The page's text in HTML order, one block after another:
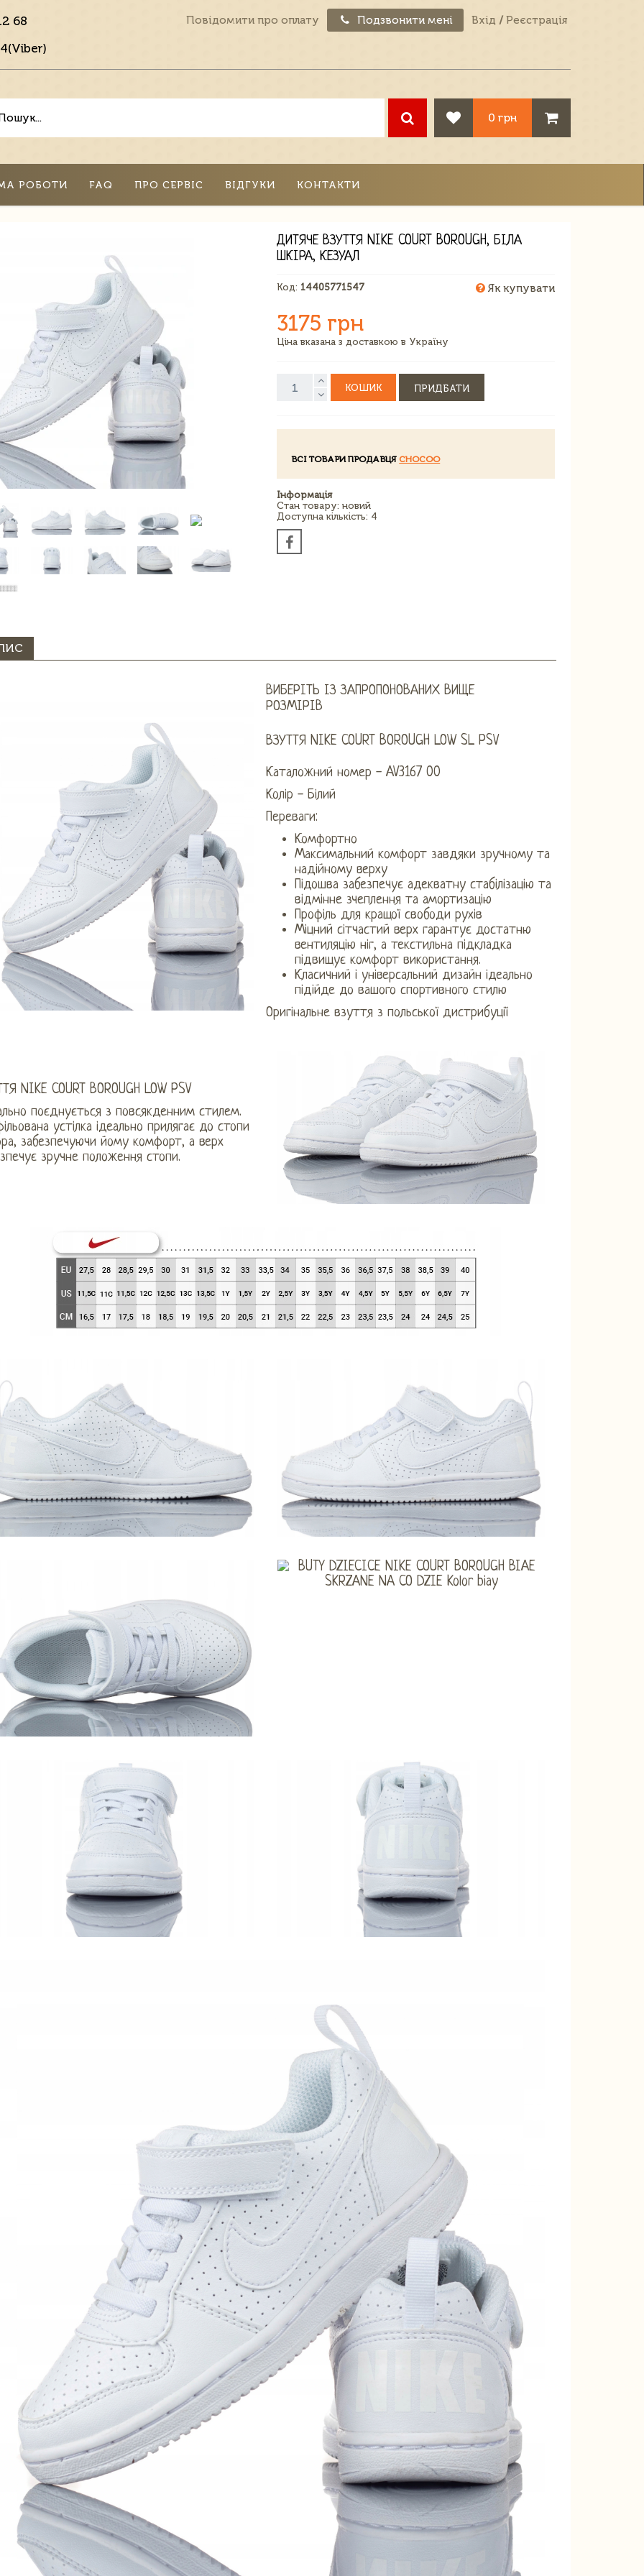
68
Повідомити про оплату Подзвонити мені Вхід / Реєстрація
0 грн
РОБОТИ FAQ ПРО СЕРВІС ВІДГУКИ КОНТАКТИ
ДИТЯЧЕ ВЗУТТЯ NIKE COURT BOROUGH, БІЛА
ШКІРА, КЕЗУАЛ
Код: 14405771547 Як купувати
3175 грн
Ціна вказана з доставкою в Україну
КОШИК ПРИДБАТИ
ВСІ ТОВАРИ ПРОДАВЦЯCHOCOO
Інформація
Стан товару: новий
Доступна кількість: 4
ВИБЕРІТЬ ІЗ ЗАПРОПОНОВАНИХ ВИЩЕ
РОЗМІРІВ
ВЗУТТЯ NIKE COURT BOROUGH LOW SL PSV
Каталожний номер - AV3167 00
Колір - Білий
Переваги:
Комфортно
Максимальний комфорт завдяки зручному та
надійному верху
Підошва забезпечує адекватну стабілізацію та
відмінне зчеплення та амортизацію
Профіль для кращої свободи рухів
Міцний сітчастий верх гарантує достатню
вентиляцію ніг, а текстильна підкладка
підвищує комфорт використання.
Класичний і універсальний дизайн ідеально
підійде до вашого спортивного стилю
Оригінальне взуття з польської дистрибуції
NIKE COURT BOROUGH LOW PSV
поєднується з повсякденним стилем.
устілка ідеально прилягає до стопи
забезпечуючи йому комфорт, а верх
зручне положення стопи.